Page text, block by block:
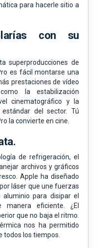
para hacerle sitio a
con su
superproducciones de
es fácil montarse una
prestaciones de vídeo
la estabilización
cinematográfico y la
del sector. Tú
la convierte en cine.
de refrigeración, el
archivos y gráficos
Apple ha diseñado
láser que une fuerzas
para disipar el
eficiente. ¿El
que no baja el ritmo.
nos ha permitido
todos los tiempos.